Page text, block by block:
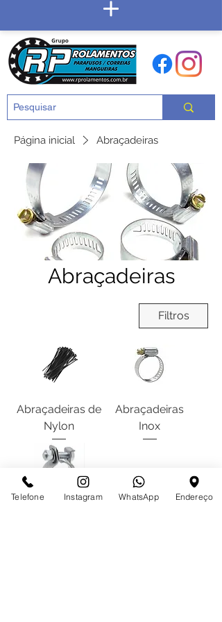
Carrinho
Página inicial Abraçadeiras
Abraçadeiras
Filtros
Abraçadeiras de
Nylon
Abraçadeiras
Inox
Telefone Instagram WhatsApp Endereço